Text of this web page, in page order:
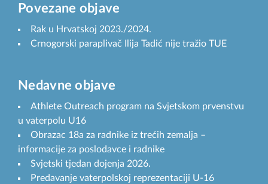
Povezane objave
Rak u Hrvatskoj 2023./2024.
Crnogorski paraplivač Ilija Tadić nije tražio TUE
Nedavne objave
Athlete Outreach program na Svjetskom prvenstvu
u vaterpolu U16
Obrazac 18a za radnike iz trećih zemalja –
informacije za poslodavce i radnike
Svjetski tjedan dojenja 2026.
Predavanje vaterpolskoj reprezentaciji U-16